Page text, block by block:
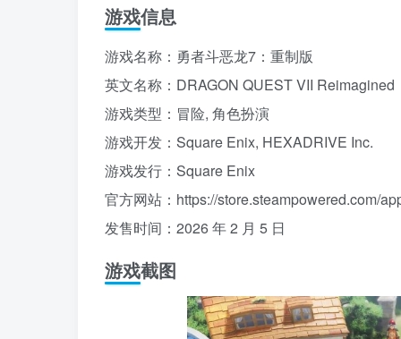
游戏信息
游戏名称：勇者斗恶龙7：重制版
英文名称：DRAGON QUEST VII Reimagined
游戏类型：冒险, 角色扮演
游戏开发：Square Enix, HEXADRIVE Inc.
游戏发行：Square Enix
官方网站：https://store.steampowered.com/
发售时间：2026 年 2 月 5 日
游戏截图